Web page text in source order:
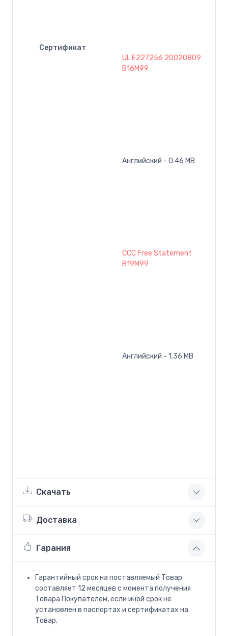
Сертификат
UL E227256 20020809
B16M99
Английский - 0.46 MB
CCC Free Statement
B19M99
Английский - 1.36 MB
Скачать
Доставка
Гарания
Гарантийный срок на поставляемый Товар
составляет 12 месяцев с момента получения
Товара Покупателем, если иной срок не
установлен в паспортах и сертификатах на
Товар.